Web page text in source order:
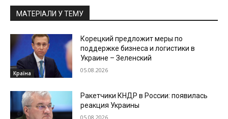
МАТЕРІАЛИ У ТЕМУ
Країна
Корецкий предложит меры по
поддержке бизнеса и логистики в
Украине – Зеленский
05.08.2026
Ракетчики КНДР в России: появилась
реакция Украины
05.08.2026